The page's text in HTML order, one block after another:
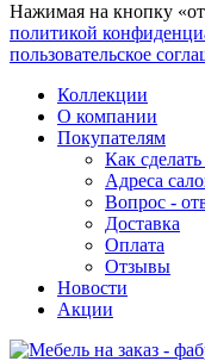
Нажимая на кнопку
политикой
пользовательское
Коллекции
О компании
Покупателям
Как сделать
Адреса
Вопрос -
Доставка
Оплата
Отзывы
Новости
Акции